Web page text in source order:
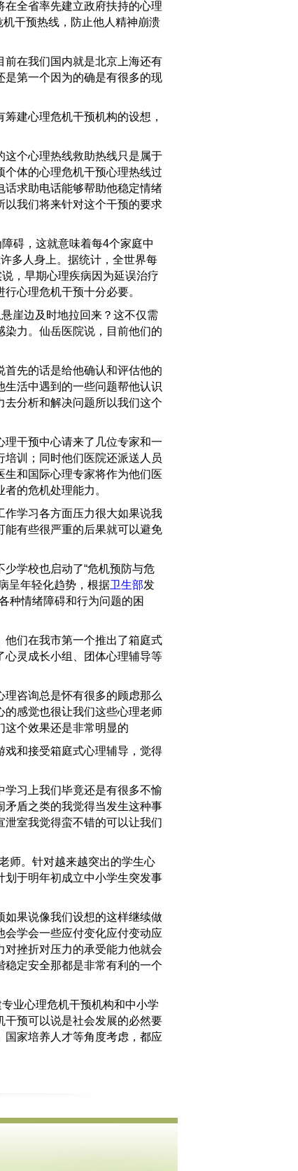
全省率先建立政府扶持的心理
干预热线，防止他人精神崩溃
在我们国内就是北京上海还有
是第一个因为的确是有很多的现
建心理危机干预机构的设想，
个心理热线救助热线只是属于
体的心理危机干预心理热线过
话求助电话能够帮助他稳定情绪
以我们将来针对这个干预的要求
碍，这就意味着每4个家庭中
多人身上。据统计，全世界每
，早期心理疾病因为延误治疗
心理危机干预十分必要。
崖边及时地拉回来？这不仅需
力。仙岳医院说，目前他们的
先的话是给他确认和评估他的
活中遇到的一些问题帮他认识
分析和解决问题所以我们这个
干预中心请来了几位专家和一
训；同时他们医院还派送人员
和国际心理专家将作为他们医
的危机处理能力。
作学习各方面压力很大如果说我
能有些很严重的后果就可以避免
学校也启动了“危机预防与危
呈年轻化趋势，根据卫生部发
种情绪障碍和行为问题的困
们在我市第一个推出了箱庭式
心灵成长小组、团体心理辅导等
咨询总是怀有很多的顾虑那么
的感觉也很让我们这些心理老师
这个效果还是非常明显的
和接受箱庭式心理辅导，觉得
习上我们毕竟还是有很多不愉
矛盾之类的我觉得当发生这种事
室我觉得蛮不错的可以让我们
。针对越来越突出的学生心
划于明年初成立中小学生突发事
果说像我们设想的这样继续做
学会一些应付变化应付变动应
挫折对压力的承受能力他就会
定安全那都是非常有利的一个
业心理危机干预机构和中小学
干预可以说是社会发展的必然要
家培养人才等角度考虑，都应